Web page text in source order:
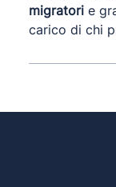
migratori e
carico di chi